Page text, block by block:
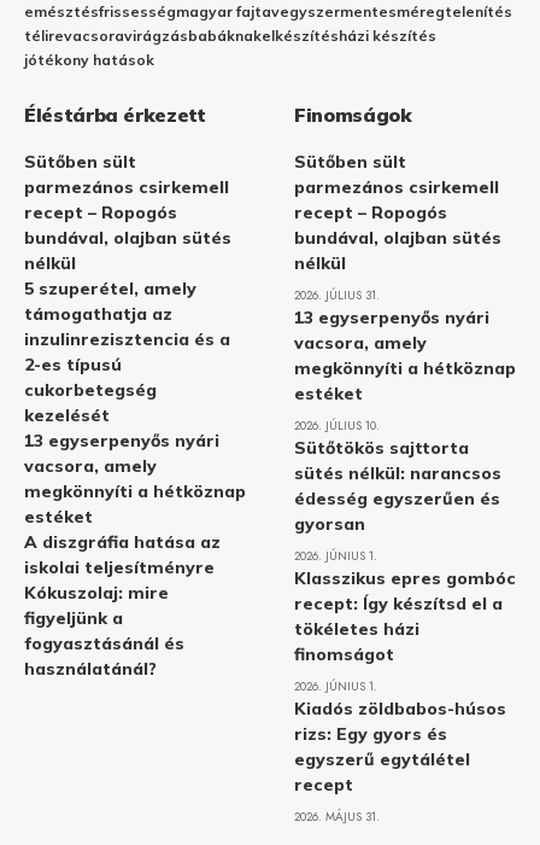
emésztésfrissességmagyar fajtavegyszermentesméregtelenítés
télirevacsoravirágzásbabáknakelkészítésházi készítés
jótékony hatások
Éléstárba érkezett
Sütőben sült
parmezános csirkemell
recept – Ropogós
bundával, olajban sütés
nélkül
5 szuperétel, amely
támogathatja az
inzulinrezisztencia és a
2-es típusú
cukorbetegség
kezelését
13 egyserpenyős nyári
vacsora, amely
megkönnyíti a hétköznap
estéket
A diszgráfia hatása az
iskolai teljesítményre
Kókuszolaj: mire
figyeljünk a
fogyasztásánál és
használatánál?
Finomságok
Sütőben sült
parmezános csirkemell
recept – Ropogós
bundával, olajban sütés
nélkül
2026. JÚLIUS 31.
13 egyserpenyős nyári
vacsora, amely
megkönnyíti a hétköznap
estéket
2026. JÚLIUS 10.
Sütőtökös sajttorta
sütés nélkül: narancsos
édesség egyszerűen és
gyorsan
2026. JÚNIUS 1.
Klasszikus epres gombóc
recept: Így készítsd el a
tökéletes házi
finomságot
2026. JÚNIUS 1.
Kiadós zöldbabos-húsos
rizs: Egy gyors és
egyszerű egytálétel
recept
2026. MÁJUS 31.